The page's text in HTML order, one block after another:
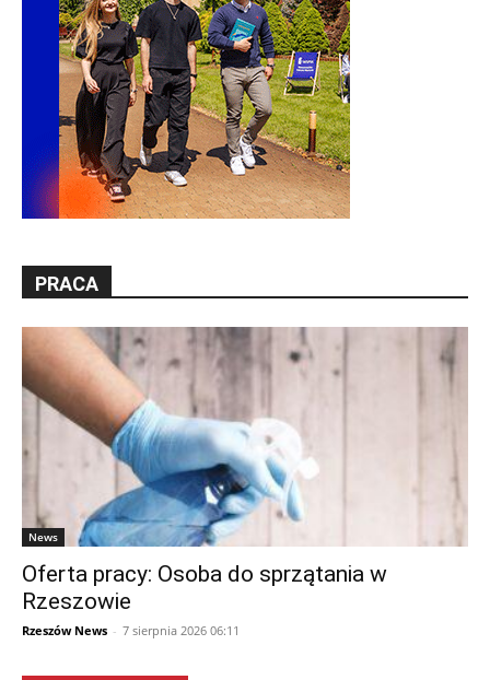
PRACA
News
Oferta pracy: Osoba do sprzątania w
Rzeszowie
Rzeszów News - 7 sierpnia 2026 06:11